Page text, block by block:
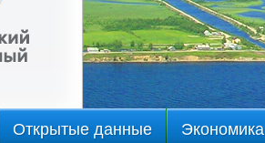
Открытые данные Экономика